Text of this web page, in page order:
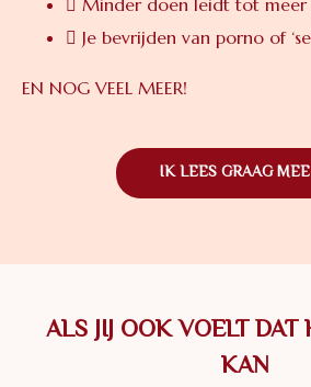
Je bevrijden van porno of
EN NOG VEEL MEER!
IK LEES GRAAG
ALS JIJ OOK VOELT DAT
KAN